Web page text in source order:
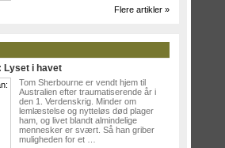
Flere artikler »
Lyset i havet
Tom Sherbourne er vendt hjem til
Australien efter traumatiserende år i
den 1. Verdenskrig. Minder om
lemlæstelse og nytteløs død plager
ham, og livet blandt almindelige
mennesker er svært. Så han griber
muligheden for et …